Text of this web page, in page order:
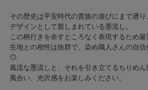
その歴史は平安時代の貴族の遊びにまで遡
デザインとして親しまれている墨流し。
この柄行きを余すところなく表現するため
生地との相性は抜群で、染め職人さんの自
◎
風流な墨流しと、それを引き立てるちりめ
風合い、光沢感をお楽しみください。